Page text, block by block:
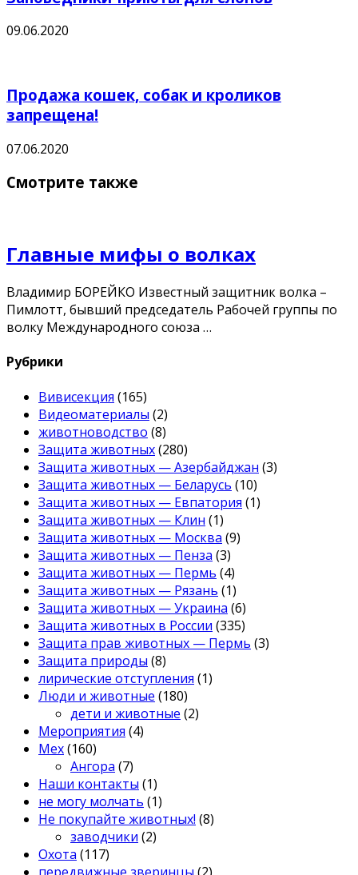
09.06.2020
Продажа кошек, собак и кроликов
запрещена!
07.06.2020
Смотрите также
Главные мифы о волках
Владимир БОРЕЙКО Известный защитник волка –
Пимлотт, бывший председатель Рабочей группы по
волку Международного союза …
Рубрики
Вивисекция (165)
Видеоматериалы (2)
животноводство (8)
Защита животных(280)
Защита животных — Азербайджан (3)
Защита животных — Беларусь (10)
Защита животных — Евпатория (1)
Защита животных — Клин (1)
Защита животных — Москва (9)
Защита животных — Пенза (3)
Защита животных — Пермь (4)
Защита животных — Рязань (1)
Защита животных — Украина (6)
Защита животных в России (335)
Защита прав животных — Пермь (3)
Защита природы (8)
лирические отступления (1)
Люди и животные (180)
дети и животные (2)
Мероприятия (4)
Мех(160)
Ангора (7)
Наши контакты (1)
не могу молчать (1)
Не покупайте животных! (8)
заводчики (2)
Охота (117)
передвижные зверинцы (2)